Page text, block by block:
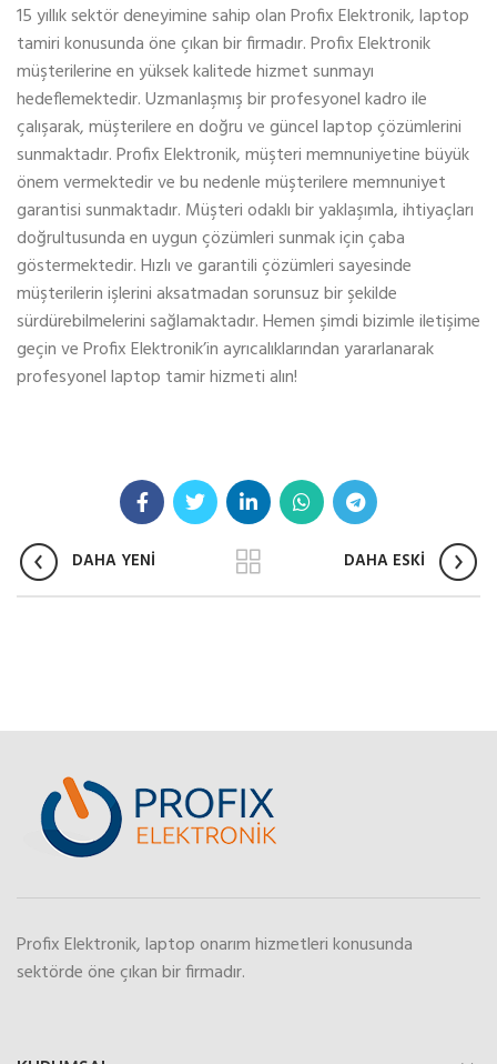
15 yıllık sektör deneyimine sahip olan Profix Elektronik, laptop
tamiri konusunda öne çıkan bir firmadır. Profix Elektronik
müşterilerine en yüksek kalitede hizmet sunmayı
hedeflemektedir. Uzmanlaşmış bir profesyonel kadro ile
çalışarak, müşterilere en doğru ve güncel laptop çözümlerini
sunmaktadır. Profix Elektronik, müşteri memnuniyetine büyük
önem vermektedir ve bu nedenle müşterilere memnuniyet
garantisi sunmaktadır. Müşteri odaklı bir yaklaşımla, ihtiyaçları
doğrultusunda en uygun çözümleri sunmak için çaba
göstermektedir. Hızlı ve garantili çözümleri sayesinde
müşterilerin işlerini aksatmadan sorunsuz bir şekilde
sürdürebilmelerini sağlamaktadır. Hemen şimdi bizimle iletişime
geçin ve Profix Elektronik’in ayrıcalıklarından yararlanarak
profesyonel laptop tamir hizmeti alın!
DAHA YENİ DAHA ESKİ
Profix Elektronik, laptop onarım hizmetleri konusunda
sektörde öne çıkan bir firmadır.